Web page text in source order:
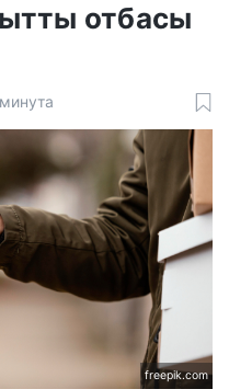
отбасы
freepik.com